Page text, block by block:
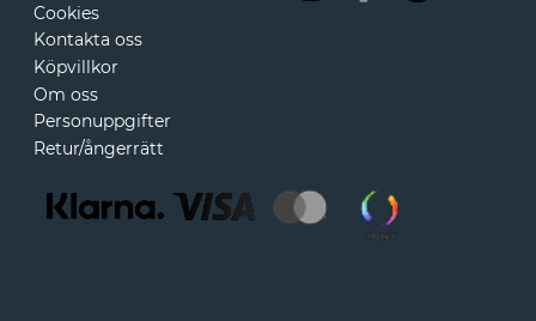
Cookies
Kontakta oss
Köpvillkor
Om oss
Personuppgifter
Retur/ångerrätt